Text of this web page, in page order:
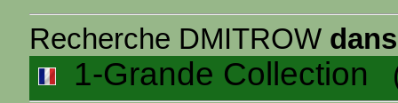
Recherche DMITROW
1-Grande Collection